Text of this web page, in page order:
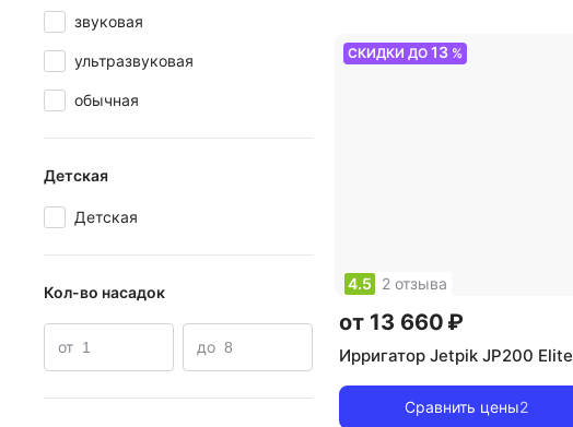
звуковая
ультразвуковая
обычная
Детская
Детская
Кол-во насадок
от до
СКИДКИ ДО 13%
4.5 2 отзыва
от 13 660 ₽
Ирригатор Jetpik JP200 Elite
Сравнить цены2